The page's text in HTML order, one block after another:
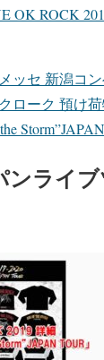
OK ROCK
ッセ 新潟コ
ローク 預け
ライブ